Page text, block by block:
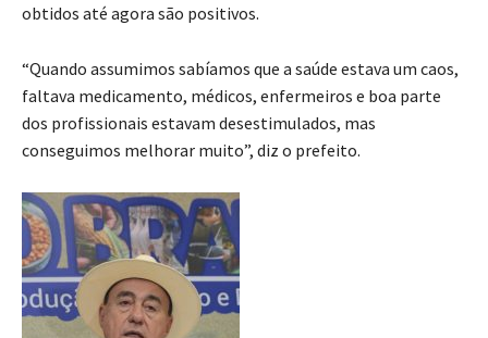
obtidos até agora são positivos.
“Quando assumimos sabíamos que a saúde estava um caos,
faltava medicamento, médicos, enfermeiros e boa parte
dos profissionais estavam desestimulados, mas
conseguimos melhorar muito”, diz o prefeito.